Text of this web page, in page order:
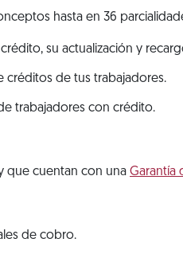
hasta en 36
su actualización y
créditos de tus trabajadores.
trabajadores con crédito.
que cuentan con una Garantía
de cobro.